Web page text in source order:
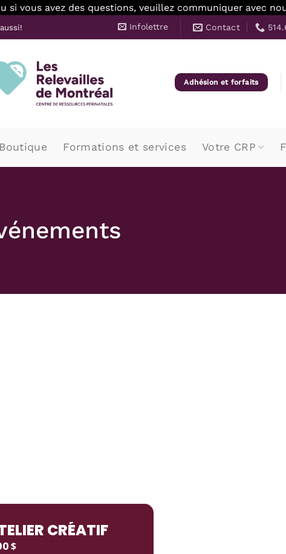
vous avez des questions, veuillez communiquer avec
Infolettre Contact
Adhésion et forfaits
Boutique Formations et services Votre CRP
CRÉATIF
$